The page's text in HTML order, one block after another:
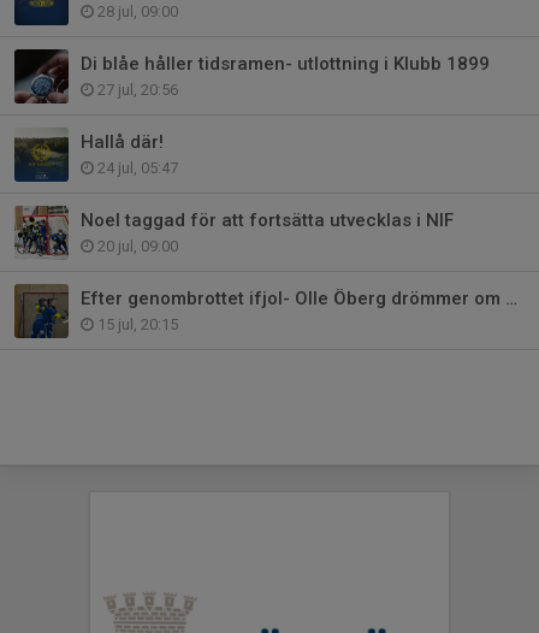
28 jul, 09:00
Di blåe håller tidsramen- utlottning i Klubb 1899
27 jul, 20:56
Hallå där!
24 jul, 05:47
Noel taggad för att fortsätta utvecklas i NIF
20 jul, 09:00
Efter genombrottet ifjol- Olle Öberg drömmer om kommande säsong
15 jul, 20:15